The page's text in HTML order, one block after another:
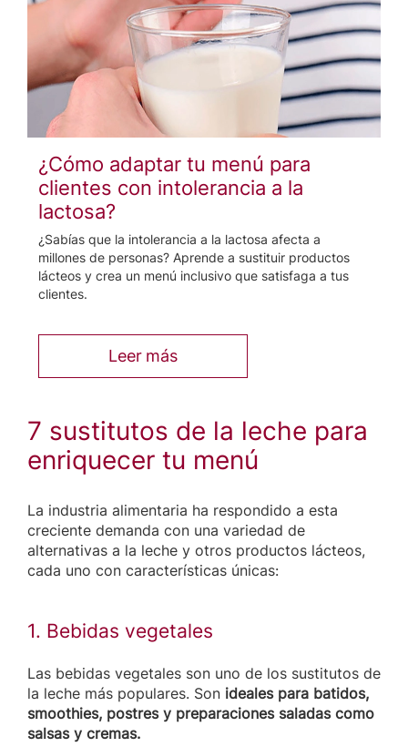
¿Cómo adaptar tu menú para
clientes con intolerancia a la
lactosa?
¿Sabías que la intolerancia a la lactosa afecta a
millones de personas? Aprende a sustituir productos
lácteos y crea un menú inclusivo que satisfaga a tus
clientes.
Leer más
7 sustitutos de la leche para
enriquecer tu menú
La industria alimentaria ha respondido a esta
creciente demanda con una variedad de
alternativas a la leche y otros productos lácteos,
cada uno con características únicas:
1. Bebidas vegetales
Las bebidas vegetales son uno de los sustitutos de
la leche más populares. Son ideales para batidos,
smoothies, postres y preparaciones saladas como
salsas y cremas.